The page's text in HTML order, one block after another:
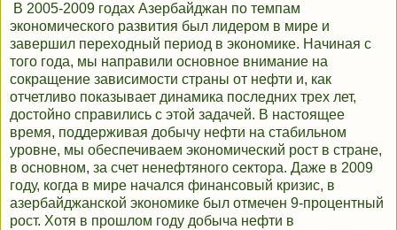
В 2005-2009 годах Азербайджан по темпам
экономического развития был лидером в мире и
завершил переходный период в экономике. Начиная с
того года, мы направили основное внимание на
сокращение зависимости страны от нефти и, как
отчетливо показывает динамика последних трех лет,
достойно справились с этой задачей. В настоящее
время, поддерживая добычу нефти на стабильном
уровне, мы обеспечиваем экономический рост в стране,
в основном, за счет ненефтяного сектора. Даже в 2009
году, когда в мире начался финансовый кризис, в
азербайджанской экономике был отмечен 9-процентный
рост. Хотя в прошлом году добыча нефти в